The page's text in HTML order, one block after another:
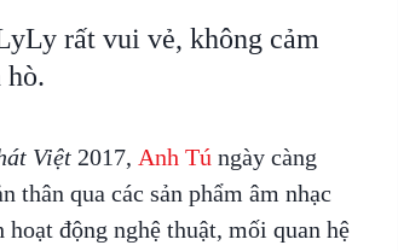
rất vui vẻ, không cảm
hò.
Việt2017, Anh Tú ngày càng
thân qua các sản phẩm âm nhạc
động nghệ thuật, mối quan hệ